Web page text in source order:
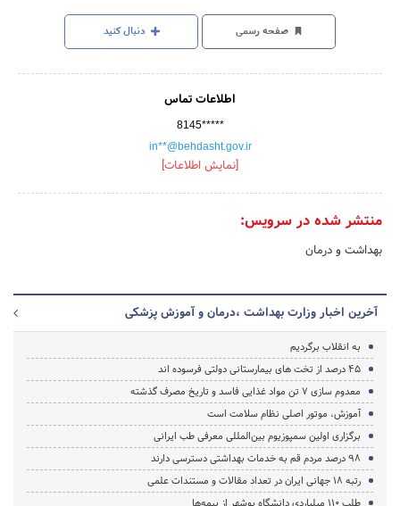
صفحه رسمی دنبال کنید
اطلاعات تماس
8145*****
in**@behdasht.gov.ir
[نمایش اطلاعات]
منتشر شده در سرویس:
بهداشت و درمان
آخرین اخبار وزارت بهداشت ،درمان و آموزش پزشکی
به انقلاب برگردیم
45 درصد از تخت های بیمارستانی دولتی فرسوده اند
معدوم سازی 7 تن مواد غذایی فاسد و تاریخ مصرف گذشته
آموزش، موتور اصلی نظام سلامت است
برگزاری اولین سمپوزیوم بین‌المللی معرفی طب ایرانی
98 درصد مردم قم به خدمات بهداشتی دسترسی دارند
رتبه 18 جهانی ایران در تعداد مقالات و مستندات علمی